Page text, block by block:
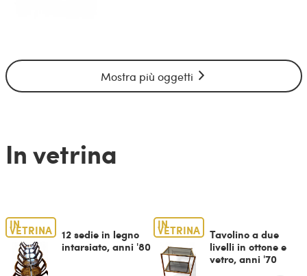
Mostra più oggetti
In vetrina
IN
VETRINA
12 sedie in legno
intarsiato, anni '80
IN
VETRINA
Tavolino a due
livelli in ottone e
vetro, anni '70